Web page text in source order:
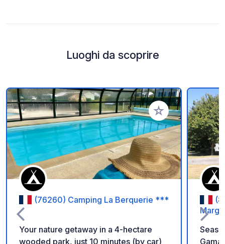
Luoghi da scoprire
Aggiungi ai tuoi
(76260) Camping La Berquerie ***
Your nature getaway in a 4-hectare
wooded park, just 10 minutes (by car)